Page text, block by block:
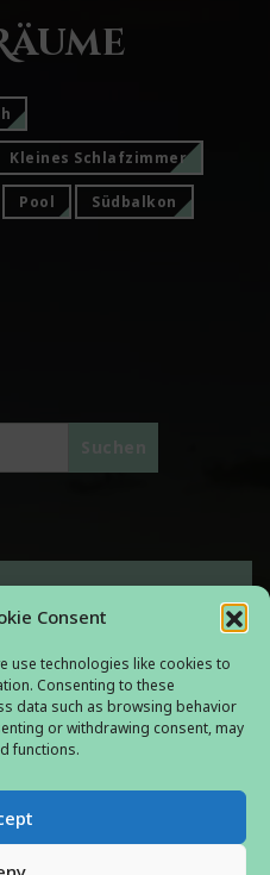
Consent
use technologies like cookies to
Consenting to these
data such as browsing behavior
or withdrawing consent, may
functions.
Kleines Schlafzimmer
Pool Südbalkon
findet sich hier:
Callao Salvaje, Adeje
per Bus